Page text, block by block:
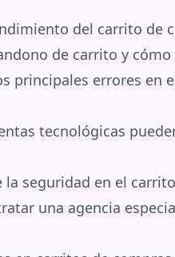
del carrito de
de carrito y
principales errores en
tecnológicas
la seguridad en el
una agencia